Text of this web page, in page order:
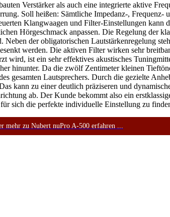
Verstärker als auch eine integrierte aktive
Soll heißen: Sämtliche Impedanz-, Frequenz-
Klangwaagen und Filter-Einstellungen kann
Hörgeschmack anpassen. Die Regelung der
der obligatorischen Lautstärkenregelung
werden. Die aktiven Filter wirken sehr
wird, ist ein sehr effektives akustisches
hinunter. Da die zwölf Zentimeter kleinen
gesamten Lautsprechers. Durch die gezielte
kann zu einer deutlich präziseren und
ab. Der Kunde bekommt also ein
sich die perfekte individuelle Einstellung zu
mehr zu Nubert nuPro A-500 erfahren ...